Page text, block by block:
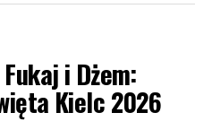
i Dżem:
Kielc 2026